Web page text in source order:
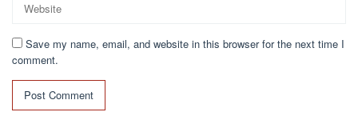
Save my name, email, and website in this browser for the next time I
comment.